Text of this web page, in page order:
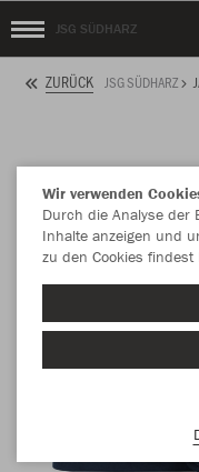
JSG SÜDHARZ
ZURÜCK JSG SÜDHARZ
Wir verwenden
Durch die Analyse der
Inhalte anzeigen und
zu den Cookies